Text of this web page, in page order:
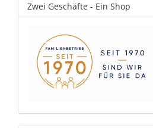
Zwei Geschäfte - Ein Shop